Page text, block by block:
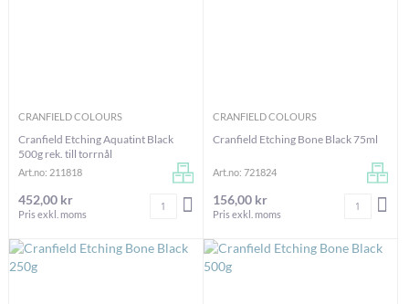
CRANFIELD COLOURS
Cranfield Etching Aquatint Black
500g rek. till torrnål
Art.no: 211818
452,00 kr
Pris exkl. moms
Antal LÄGG I VARUKORGEN
CRANFIELD COLOURS
Cranfield Etching Bone Black 75ml
Art.no: 721824
156,00 kr
Pris exkl. moms
Antal